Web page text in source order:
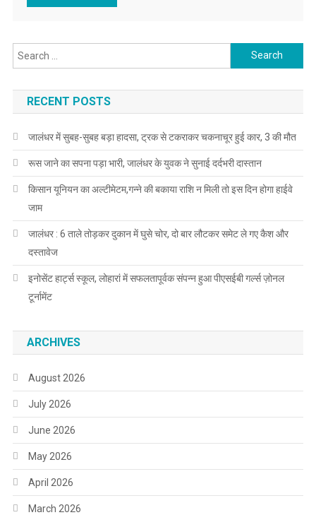
Search for:
RECENT POSTS
जालंधर में सुबह-सुबह बड़ा हादसा, ट्रक से टकराकर चकनाचूर हुई कार, 3 की मौत
रूस जाने का सपना पड़ा भारी, जालंधर के युवक ने सुनाई दर्दभरी दास्तान
किसान यूनियन का अल्टीमेटम,गन्ने की बकाया राशि न मिली तो इस दिन होगा हाईवे
जाम
जालंधर : 6 ताले तोड़कर दुकान में घुसे चोर, दो बार लौटकर समेट ले गए कैश और
दस्तावेज
इनोसेंट हार्ट्स स्कूल, लोहारां में सफलतापूर्वक संपन्न हुआ पीएसईबी गर्ल्स ज़ोनल
टूर्नामेंट
ARCHIVES
August 2026
July 2026
June 2026
May 2026
April 2026
March 2026